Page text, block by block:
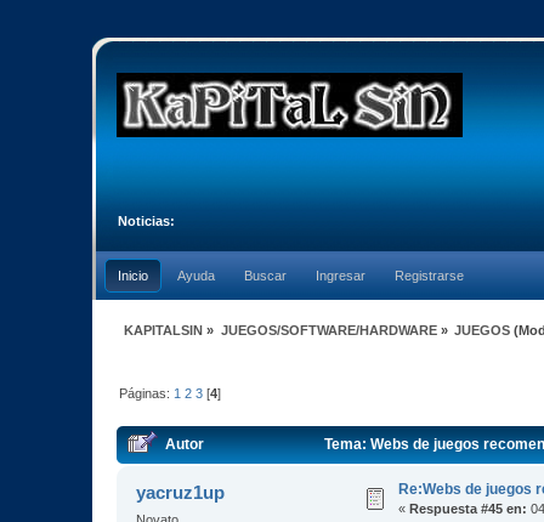
Noticias:
Inicio Ayuda Buscar Ingresar Registrarse
KAPITALSIN » JUEGOS/SOFTWARE/HARDWARE» JUEGOS
Páginas: 1 2 3 [4]
Autor Tema: Webs de juegos
yacruz1up Re:Webs de juegos
« Respuesta #45 en: